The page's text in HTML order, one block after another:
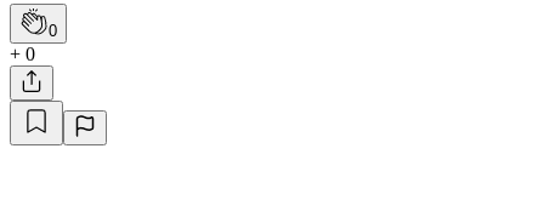
0
+ 0